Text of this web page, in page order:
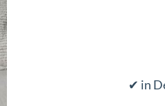
✔ in